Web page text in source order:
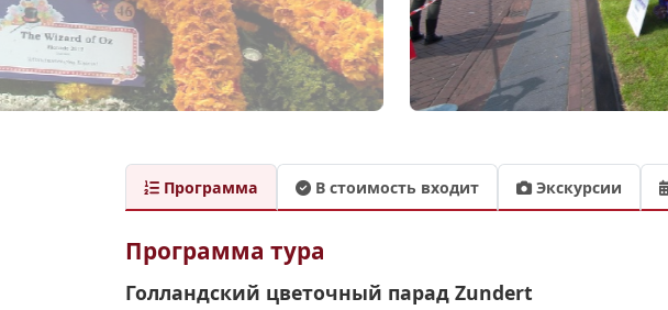
Программа В стоимость входит Экскурсии
Программа тура
Голландский цветочный парад Zundert